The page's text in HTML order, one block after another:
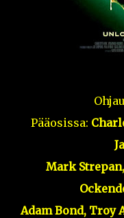
Pääosissa:
Mark
Adam Bond, Troy